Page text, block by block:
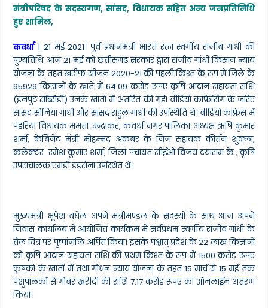
मंत्रीपरिषद के सदस्यगण, सांसद, विधायक सहित अन्य जनप्रतिनिधि
हुए शामिल,
कवर्धा| 21 मई 2021। पूर्व प्रधानमंत्री भारत रत्न स्वर्गीय राजीव गांधी की
पुण्यतिथि आज 21 मई को छत्तीसगढ़ सरकार द्वारा राजीव गांधी किसान न्याय
योजना के तहत खरीफ सीजन 2020-21 की पहली किश्त के रूप में जिले के
95929 किसानों के खाते में 64.09 करोड़ रूपए कृषि आदान सहायता राशि
(इनपुट सब्सिडी) उनके खातों में अंतरित की गई। वीडियो कांफ्रेंसिंग के जरिए
सांसद सोनिया गांधी और सांसद राहुल गांधी की उपस्थिति थे। वीडियो कांफ्रेस में
पंडरिया विधायक ममता चन्द्राकर, कवर्धा नगर पालिका अध्यक्ष ऋषि कुमार
शर्मा, केबिनेट मंत्री मोहम्मद अकबर के निज सहायक कीर्तन शुक्ला,
कलेक्टर रमेश कुमार शर्मा, जिला पंचायत सीईओ विजय दयाराम के., कृषि
उपसंचालक एमडी डड़सेना उपस्थित थे।
मुख्यमंत्री भूपेश बघेल अपने मंत्रीमण्डल के सदस्यों के साथ आज अपने
निवास कार्यालय में आयोजित कार्यक्रम में सर्वप्रथम स्वर्गीय राजीव गांधी के
तैल चित्र पर पुष्पांजलि अर्पित किया। इसके पश्चात् प्रदेश के 22 लाख किसानों
को कृषि आदान सहायता राशि की प्रथम किश्त के रूप में 1500 करोड़ रूपए
कृषकों के खातों में तथा गोधन न्याय योजना के तहत 15 मार्च से 15 मई तक
पशुपालकों से गोबर खरीदी की राशि 7.17 करोड़ रूपए का ऑनलाईन अंतरण
किया।